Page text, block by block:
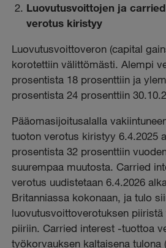
Luovutusvoittojen ja
verotus kiristyy
Luovutusvoittoveron (capital
korotettiin välittömästi. Alempi
prosentista 18 prosenttiin ja
prosentista 24 prosenttiin
Pääomasijoitusalalla
tuoton verotus kiristyy 6.4.2025
prosentista 32 prosenttiin
suurempaa muutosta. Carried
verotus uudistetaan 6.4.2026
Britanniassa kokonaan, ja tulo
luovutusvoittoverotuksen
piiriin. Carried interest -tuottoa
työkorvauksen kaltaisena tulona